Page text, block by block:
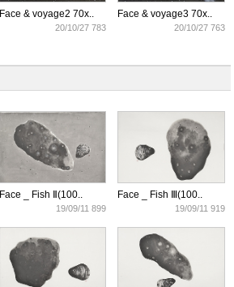
Face & voyage2 70x..
20/10/27 783
Face & voyage3 70x..
20/10/27 763
Face _ Fish Ⅱ(100..
19/09/11 899
Face _ Fish Ⅲ(100..
19/09/11 919